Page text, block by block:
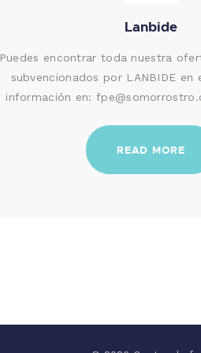
Lanbide
Puedes encontrar toda nuestra
subvencionados por LANBIDE en
información en:
READ MORE